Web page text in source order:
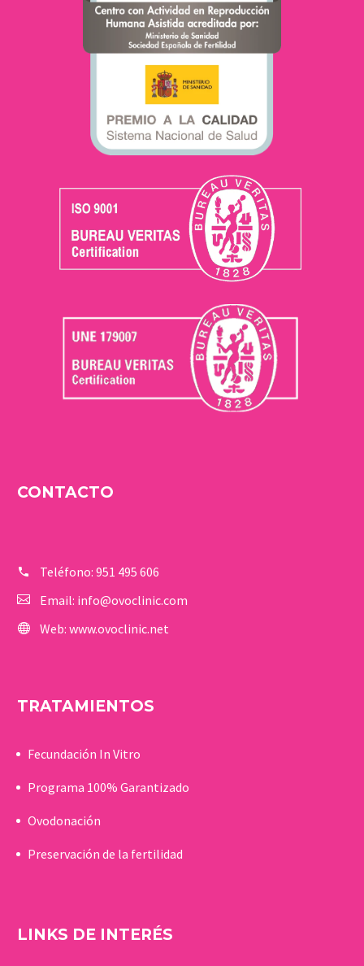
CONTACTO
Teléfono: 951 495 606
Email: info@ovoclinic.com
Web: www.ovoclinic.net
TRATAMIENTOS
Fecundación In Vitro
Programa 100% Garantizado
Ovodonación
Preservación de la fertilidad
LINKS DE INTERÉS